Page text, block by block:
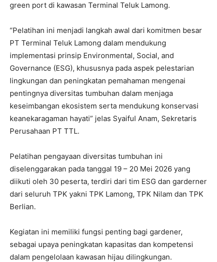
green port di kawasan Terminal Teluk Lamong.
“Pelatihan ini menjadi langkah awal dari komitmen besar
PT Terminal Teluk Lamong dalam mendukung
implementasi prinsip Environmental, Social, and
Governance (ESG), khususnya pada aspek pelestarian
lingkungan dan peningkatan pemahaman mengenai
pentingnya diversitas tumbuhan dalam menjaga
keseimbangan ekosistem serta mendukung konservasi
keanekaragaman hayati” jelas Syaiful Anam, Sekretaris
Perusahaan PT TTL.
Pelatihan pengayaan diversitas tumbuhan ini
diselenggarakan pada tanggal 19 – 20 Mei 2026 yang
diikuti oleh 30 peserta, terdiri dari tim ESG dan garderner
dari seluruh TPK yakni TPK Lamong, TPK Nilam dan TPK
Berlian.
Kegiatan ini memiliki fungsi penting bagi gardener,
sebagai upaya peningkatan kapasitas dan kompetensi
dalam pengelolaan kawasan hijau dilingkungan.